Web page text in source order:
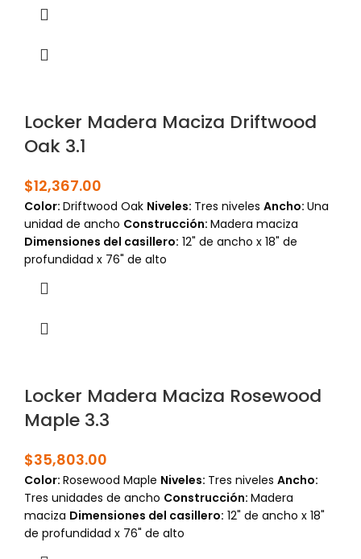
Locker Madera Maciza Driftwood
Oak 3.1
$12,367.00
Color: Driftwood Oak Niveles: Tres niveles Ancho: Una
unidad de ancho Construcción: Madera maciza
Dimensiones del casillero: 12" de ancho x 18" de
profundidad x 76" de alto
Locker Madera Maciza Rosewood
Maple 3.3
$35,803.00
Color: Rosewood Maple Niveles: Tres niveles Ancho:
Tres unidades de ancho Construcción: Madera
maciza Dimensiones del casillero: 12" de ancho x 18"
de profundidad x 76" de alto